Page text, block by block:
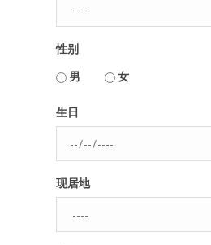
用户名或Email
记住我的登录状态
人脉圈
信息圈
品牌的力量
性别
男
女
生日
现居地